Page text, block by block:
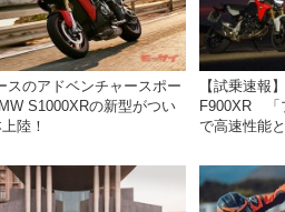
スのアドベンチャースポー
S1000XRの新型がつい
陸！
【試乗速報
F900XR 「
で高速性能